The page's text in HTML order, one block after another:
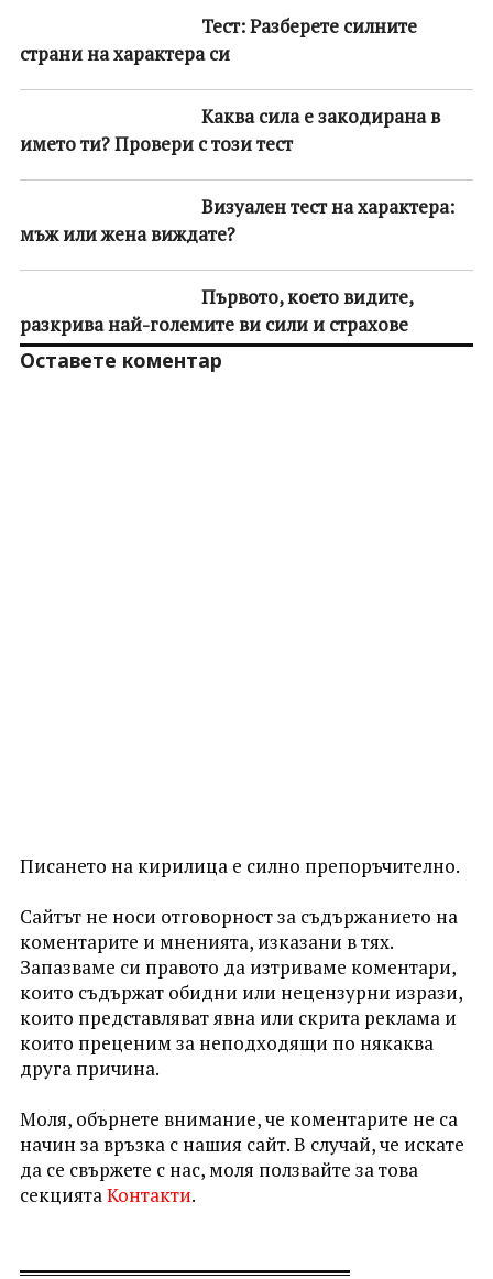
Тест: Разберете силните
страни на характера си
Каква сила е закодирана в
името ти? Провери с този тест
Визуален тест на характера:
мъж или жена виждате?
Първото, което видите,
разкрива най-големите ви сили и страхове
Оставете коментар
Писането на кирилица е силно препоръчително.
Сайтът не носи отговорност за съдържанието на
коментарите и мненията, изказани в тях.
Запазваме си правото да изтриваме коментари,
които съдържат обидни или нецензурни изрази,
които представляват явна или скрита реклама и
които преценим за неподходящи по някаква
друга причина.
Моля, обърнете внимание, че коментарите не са
начин за връзка с нашия сайт. В случай, че искате
да се свържете с нас, моля ползвайте за това
секциятаКонтакти.